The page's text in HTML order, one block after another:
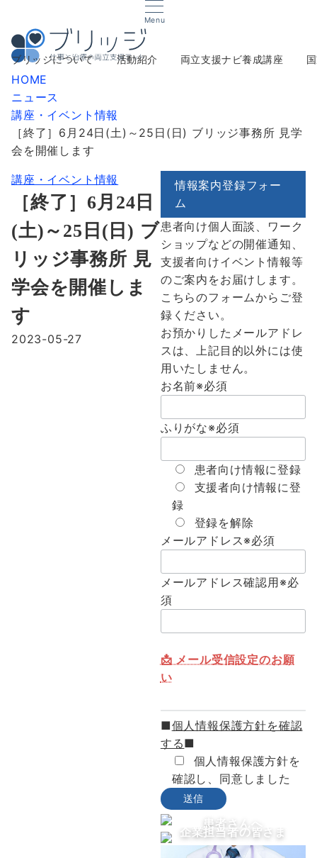
Menu
ブリッジについて 活動紹介 両立支援ナビ養成講座
HOME
ニュース
講座・イベント情報
［終了］6月24日(土)～25日(日) ブリッジ事務所 見学
会を開催します
講座・イベント情報
［終了］6月24日
(土)～25日(日) ブ
リッジ事務所 見
学会を開催しま
す
2023-05-27
情報案内登録フォー
ム
患者向け個人面談、ワーク
ショップなどの開催通知、
支援者向けイベント情報等
のご案内をお届けします。
こちらのフォームからご登
録ください。
お預かりしたメールアドレ
スは、上記目的以外には使
用いたしません。
お名前※必須
ふりがな※必須
患者向け情報に登録
支援者向け情報に登
録
登録を解除
メールアドレス※必須
メールアドレス確認用※必
須
📩 メール受信設定のお願
い
■個人情報保護方針を確認
する■
個人情報保護方針を
確認し、同意しました
患者さんへ
企業担当者の皆さま
へ